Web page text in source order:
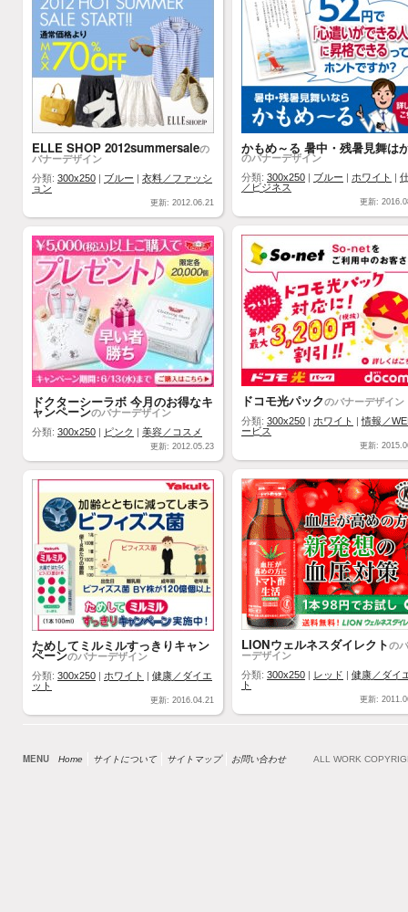
ELLE SHOP 2012summersaleの
バナーデザイン
分類: 300x250 ブルー
衣料／ファッシ
ョン
更新: 2012.06.21
かもめ～る 暑中・残暑見舞は
のバナーデザイン
分類: 300x250 ブルー ホワイト
／ビジネス
更新:
ドコモ光パックのバナーデザイン
分類: 300x250 ホワイト |情報／
ービス
更新:
ドクターシーラボ 今月のお得なキ
ャンペーンのバナーデザイン
分類: 300x250 ピンク 美容／コスメ
更新: 2012.05.23
LIONウェルネスダイレクトの
ーデザイン
分類: 300x250 レッド
健康／ダイ
ト
更新:
ためしてミルミルすっきりキャン
ペーンのバナーデザイン
分類: 300x250 ホワイト
健康／ダイエ
ット
更新: 2016.04.21
MENU Home サイトについて サイトマップ お問い合わせ ALL WORK